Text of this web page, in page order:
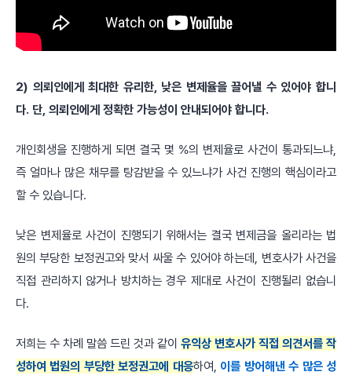
2) 의뢰인에게 최대한 유리한, 낮은 변제율을 끌어낼 수 있어야 합니
다. 단, 의뢰인에게 정확한 가능성이 안내되어야 합니다.
개인회생을 진행하게 되면 결국 몇 %의 변제율로 사건이 통과되느냐,
즉 얼마나 많은 채무를 탕감받을 수 있느냐가 사건 진행의 핵심이라고
할 수 있습니다.
낮은 변제율로 사건이 진행되기 위해서는 결국 변제금을 올리라는 법
원의 부당한 보정권고와 맞서 싸울 수 있어야 하는데, 변호사가 사건을
직접 관리하지 않거나 방치하는 경우 제대로 사건이 진행될리 없습니
다.
저희는 수 차례 말씀 드린 것과 같이 유익상 변호사가 직접 의견서를 작
성하여 법원의 부당한 보정권고에 대응하여, 이를 방어해낸 수 많은 성